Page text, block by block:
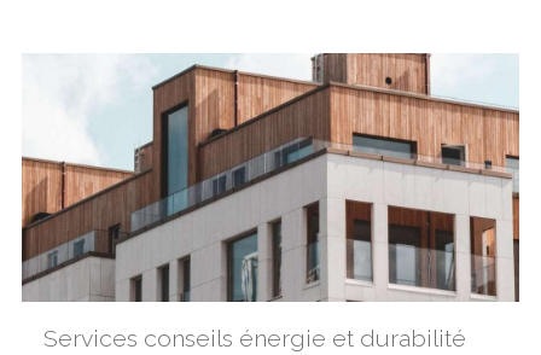
Services conseils énergie et durabilité